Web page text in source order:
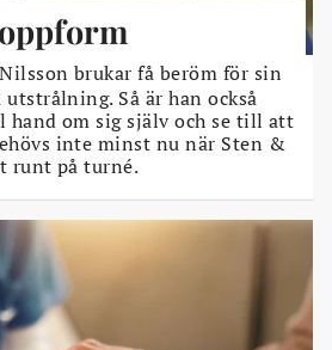
brukar få beröm för sin
Så är han också
hand om sig själv och se till att
inte minst nu när Sten &
runt på turné.